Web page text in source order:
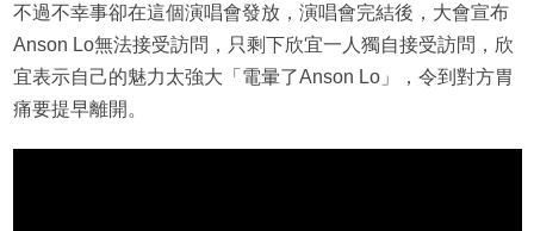
不過不幸事卻在這個演唱會發放，演唱會完結後，大會宣布
Anson Lo無法接受訪問，只剩下欣宜一人獨自接受訪問，欣
宜表示自己的魅力太強大「電暈了Anson Lo」，令到對方胃
痛要提早離開。